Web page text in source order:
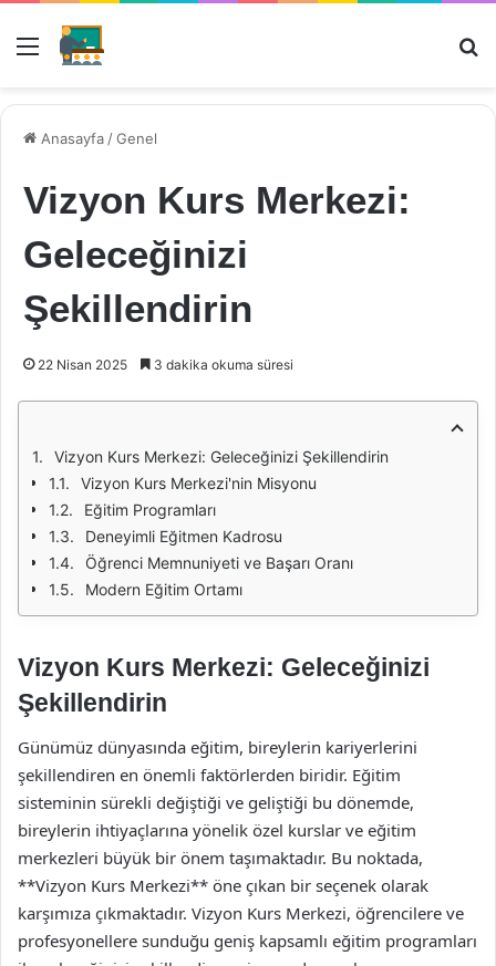
Menü
Anasayfa /Genel
Vizyon Kurs Merkezi:
Geleceğinizi
Şekillendirin
22 Nisan 2025 3 dakika okuma süresi
Vizyon Kurs Merkezi: Geleceğinizi Şekillendirin
Vizyon Kurs Merkezi'nin Misyonu
Eğitim Programları
Deneyimli Eğitmen Kadrosu
Öğrenci Memnuniyeti ve Başarı Oranı
Modern Eğitim Ortamı
Vizyon Kurs Merkezi: Geleceğinizi
Şekillendirin
Günümüz dünyasında eğitim, bireylerin kariyerlerini
şekillendiren en önemli faktörlerden biridir. Eğitim
sisteminin sürekli değiştiği ve geliştiği bu dönemde,
bireylerin ihtiyaçlarına yönelik özel kurslar ve eğitim
merkezleri büyük bir önem taşımaktadır. Bu noktada,
**Vizyon Kurs Merkezi** öne çıkan bir seçenek olarak
karşımıza çıkmaktadır. Vizyon Kurs Merkezi, öğrencilere ve
profesyonellere sunduğu geniş kapsamlı eğitim programları